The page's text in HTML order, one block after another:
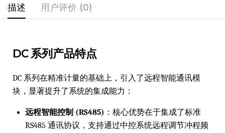
描述 用户评价 (0)
DC 系列产品特点
DC 系列在精准计量的基础上，引入了远程智能通讯模
块，显著提升了系统的集成能力：
远程智能控制 (RS485) ：核心优势在于集成了标准
RS485 通讯协议，支持通过中控系统远程调节冲程频